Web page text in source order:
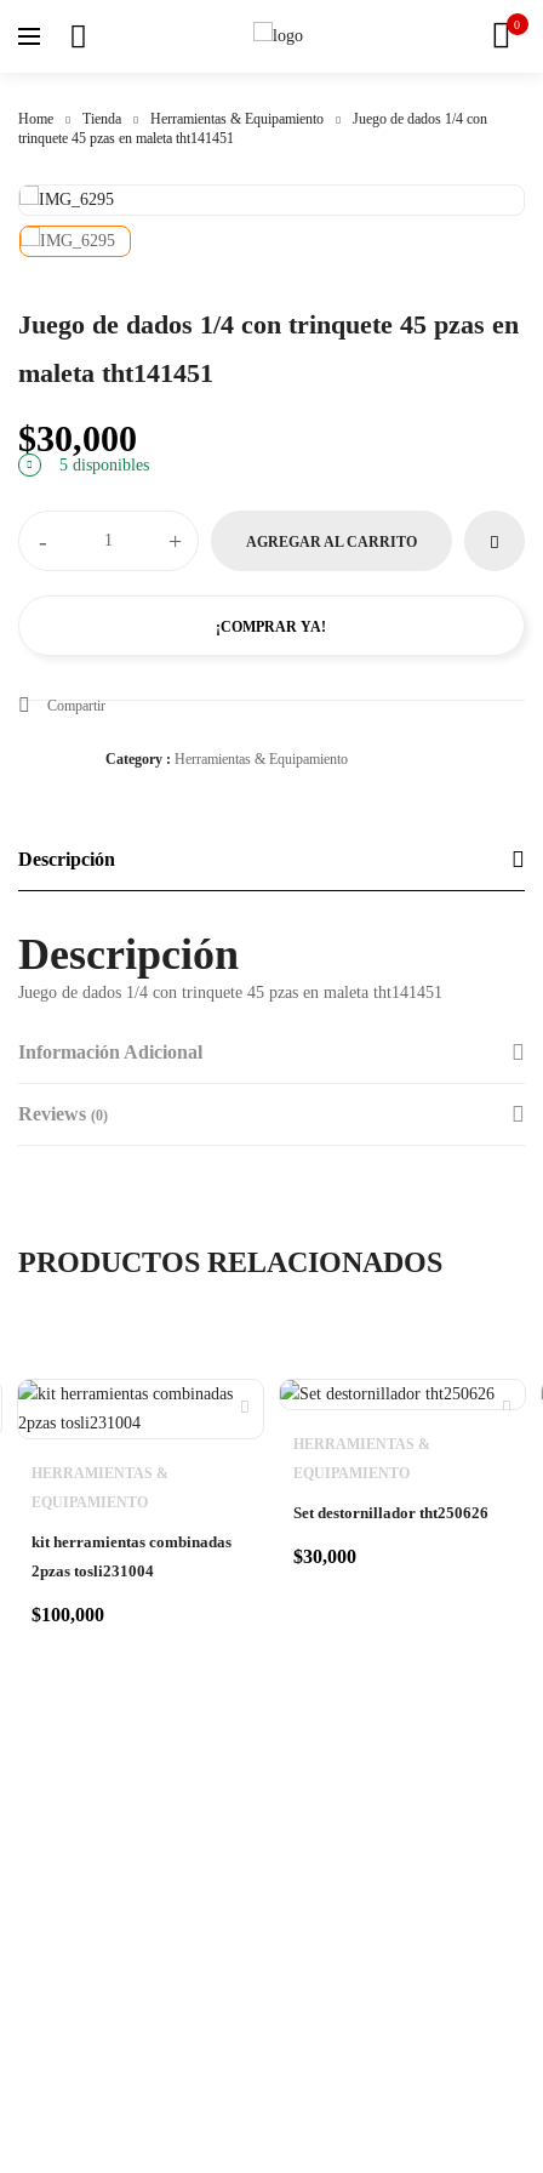
0
Home Tienda Herramientas & Equipamiento
Juego de dados 1/4 con
trinquete 45 pzas en maleta tht141451
Juego de dados 1/4 con trinquete 45 pzas en
maleta tht141451
$30,000
5 disponibles
- + AGREGAR AL CARRITO
¡COMPRAR YA!
Compartir
Category : Herramientas & Equipamiento
Descripción
Descripción
Juego de dados 1/4 con trinquete 45 pzas en maleta tht141451
Información Adicional
Reviews (0)
PRODUCTOS RELACIONADOS
HERRAMIENTAS &
EQUIPAMIENTO
kit herramientas combinadas
2pzas tosli231004
$100,000
HERRAMIENTAS &
EQUIPAMIENTO
Set destornillador tht250626
$30,000